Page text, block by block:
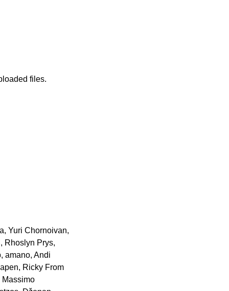
files.
Yuri Chornoivan,
Rhoslyn Prys,
amano, Andi
Ricky From
Massimo